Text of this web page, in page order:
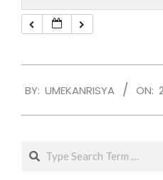
01-
BY: UMEKANRISYA ON:
Search